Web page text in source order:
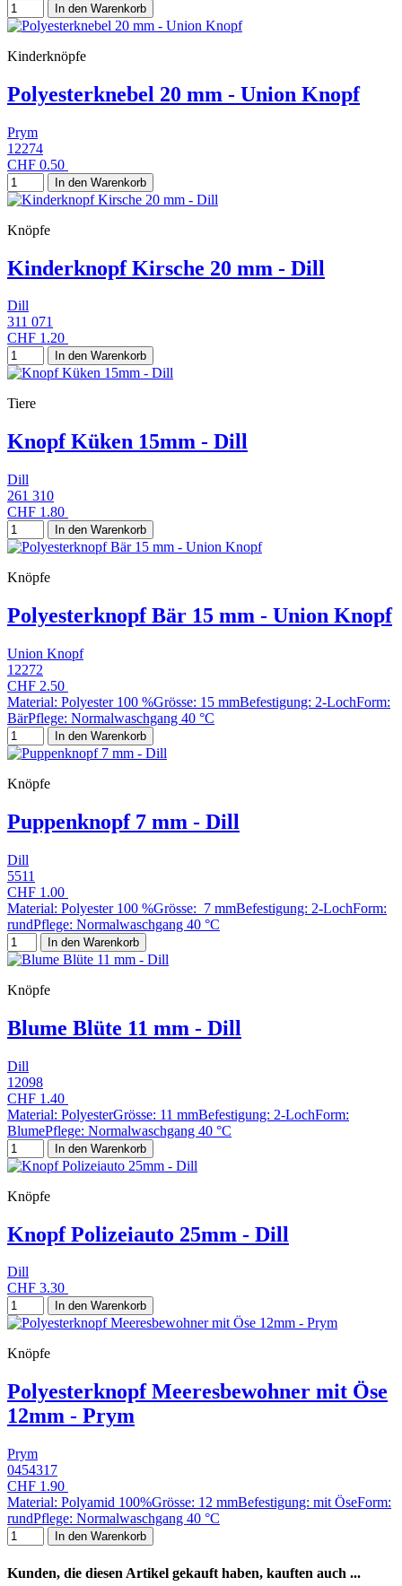
In den Warenkorb
Kinderknöpfe
Polyesterknebel 20 mm - Union Knopf
Prym
12274
CHF 0.50
In den Warenkorb
Knöpfe
Kinderknopf Kirsche 20 mm - Dill
Dill
311 071
CHF 1.20
In den Warenkorb
Tiere
Knopf Küken 15mm - Dill
Dill
261 310
CHF 1.80
In den Warenkorb
Knöpfe
Polyesterknopf Bär 15 mm - Union Knopf
Union Knopf
12272
CHF 2.50
Material: Polyester 100 %Grösse: 15 mmBefestigung: 2-LochForm:
BärPflege: Normalwaschgang 40 °C
In den Warenkorb
Knöpfe
Puppenknopf 7 mm - Dill
Dill
5511
CHF 1.00
Material: Polyester 100 %Grösse: 7 mmBefestigung: 2-LochForm:
rundPflege: Normalwaschgang 40 °C
In den Warenkorb
Knöpfe
Blume Blüte 11 mm - Dill
Dill
12098
CHF 1.40
Material: PolyesterGrösse: 11 mmBefestigung: 2-LochForm:
BlumePflege: Normalwaschgang 40 °C
In den Warenkorb
Knöpfe
Knopf Polizeiauto 25mm - Dill
Dill
CHF 3.30
In den Warenkorb
Knöpfe
Polyesterknopf Meeresbewohner mit Öse
12mm - Prym
Prym
0454317
CHF 1.90
Material: Polyamid 100%Grösse: 12 mmBefestigung: mit ÖseForm:
rundPflege: Normalwaschgang 40 °C
In den Warenkorb
Kunden, die diesen Artikel gekauft haben, kauften auch ...